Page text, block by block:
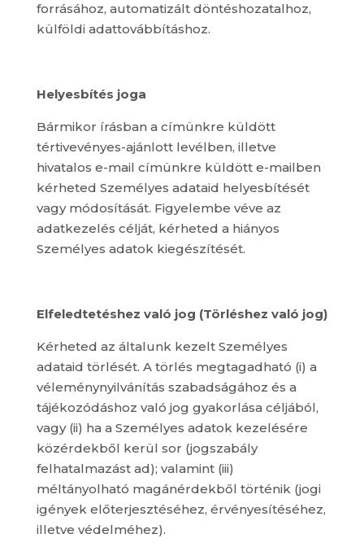
forrásához, automatizált döntéshozatalhoz,
külföldi adattovábbításhoz.
Helyesbítés joga
Bármikor írásban a címünkre küldött
tértivevényes-ajánlott levélben, illetve
hivatalos e-mail címünkre küldött e-mailben
kérheted Személyes adataid helyesbítését
vagy módosítását. Figyelembe véve az
adatkezelés célját, kérheted a hiányos
Személyes adatok kiegészítését.
Elfeledtetéshez való jog (Törléshez való jog)
Kérheted az általunk kezelt Személyes
adataid törlését. A törlés megtagadható (i) a
véleménynyilvánítás szabadságához és a
tájékozódáshoz való jog gyakorlása céljából,
vagy (ii) ha a Személyes adatok kezelésére
közérdekből kerül sor (jogszabály
felhatalmazást ad); valamint (iii)
méltányolható magánérdekből történik (jogi
igények előterjesztéséhez, érvényesítéséhez,
illetve védelméhez).